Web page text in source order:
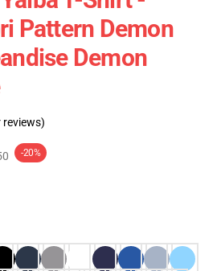
Pattern Demon
Demon
reviews)
-20%